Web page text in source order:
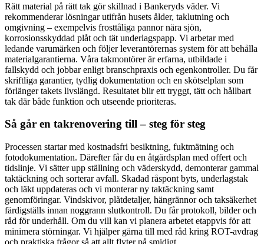
Rätt material på rätt tak gör skillnad i Bankeryds väder. Vi
rekommenderar lösningar utifrån husets ålder, taklutning och
omgivning – exempelvis frosttåliga pannor nära sjön,
korrosionsskyddad plåt och tät underlagspapp. Vi arbetar med
ledande varumärken och följer leverantörernas system för att behålla
materialgarantierna. Våra takmontörer är erfarna, utbildade i
fallskydd och jobbar enligt branschpraxis och egenkontroller. Du får
skriftliga garantier, tydlig dokumentation och en skötselplan som
förlänger takets livslängd. Resultatet blir ett tryggt, tätt och hållbart
tak där både funktion och utseende prioriteras.
Så går en takrenovering till – steg för steg
Processen startar med kostnadsfri besiktning, fuktmätning och
fotodokumentation. Därefter får du en åtgärdsplan med offert och
tidslinje. Vi sätter upp ställning och väderskydd, demonterar gammal
taktäckning och sorterar avfall. Skadad råspont byts, underlagstak
och läkt uppdateras och vi monterar ny taktäckning samt
genomföringar. Vindskivor, plåtdetaljer, hängrännor och taksäkerhet
färdigställs innan noggrann slutkontroll. Du får protokoll, bilder och
råd för underhåll. Om du vill kan vi planera arbetet etappvis för att
minimera störningar. Vi hjälper gärna till med råd kring ROT-avdrag
och praktiska frågor så att allt flyter på smidigt.